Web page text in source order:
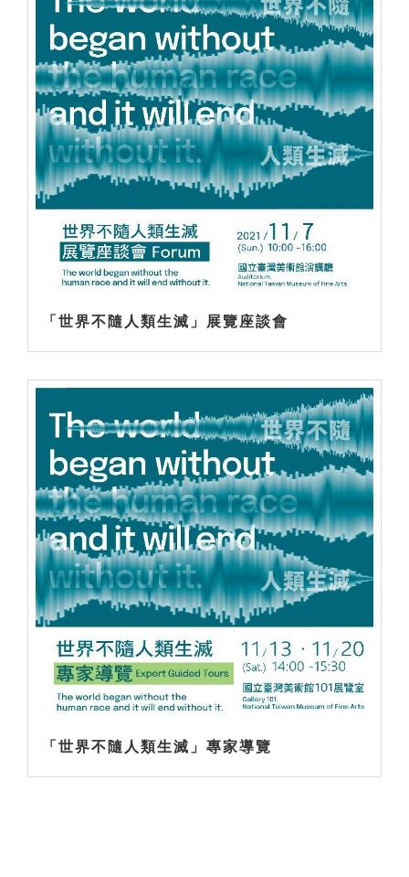
「世界不隨人類生滅」展覽座談會
「世界不隨人類生滅」專家導覽